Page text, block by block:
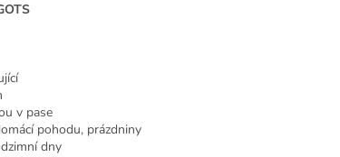
v pase
pohodu, prázdniny
dny